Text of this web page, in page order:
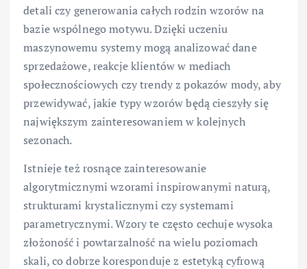
detali czy generowania całych rodzin wzorów na
bazie wspólnego motywu. Dzięki uczeniu
maszynowemu systemy mogą analizować dane
sprzedażowe, reakcje klientów w mediach
społecznościowych czy trendy z pokazów mody, aby
przewidywać, jakie typy wzorów będą cieszyły się
największym zainteresowaniem w kolejnych
sezonach.
Istnieje też rosnące zainteresowanie
algorytmicznymi wzorami inspirowanymi naturą,
strukturami krystalicznymi czy systemami
parametrycznymi. Wzory te często cechuje wysoka
złożoność i powtarzalność na wielu poziomach
skali, co dobrze koresponduje z estetyką cyfrową